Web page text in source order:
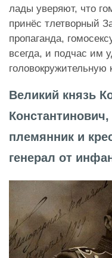
лады уверяют, что
принёс тлетворный
пропаганда,
всегда, и подчас им
головокружительную
Великий князь
племянник и
генерал от